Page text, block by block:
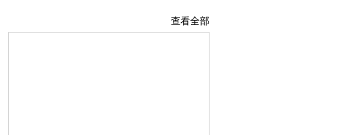
查看全部